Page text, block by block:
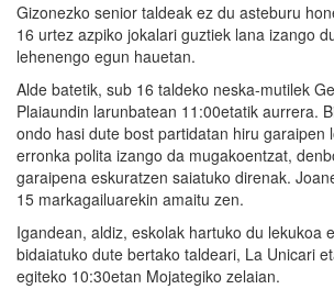
Gizonezko senior taldeak ez du asteburu
16 urtez azpiko jokalari guztiek lana izango
lehenengo egun hauetan.
Alde batetik, sub 16 taldeko neska-mutilek
Plaiaundin larunbatean 11:00etatik aurrera.
ondo hasi dute bost partidatan hiru garaipen
erronka polita izango da mugakoentzat,
garaipena eskuratzen saiatuko direnak.
15 markagailuarekin amaitu zen.
Igandean, aldiz, eskolak hartuko du lekukoa
bidaiatuko dute bertako taldeari, La Unicari
egiteko 10:30etan Mojategiko zelaian.